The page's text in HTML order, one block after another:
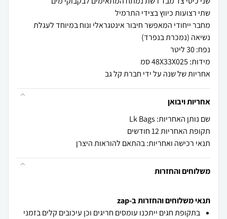
מחבר ייחודי המאפשר חיבור אינטגראלי ונוח במיוחד לעגלת
אחריות של שנה על ידי חברת קל גב
אחריות ויבואן
שם נותן האחריות: Lk Bags
תקופת האחריות 12 חודשים
תנאי רכישה ואחריות: בהתאם להוראות היצרן
משלוחים והחזרות
תנאי משלוחים והחזרות ב-zap
בתקופת חגים ייתכנו עומסים חריגים וכן עיכובים קלים בזמני